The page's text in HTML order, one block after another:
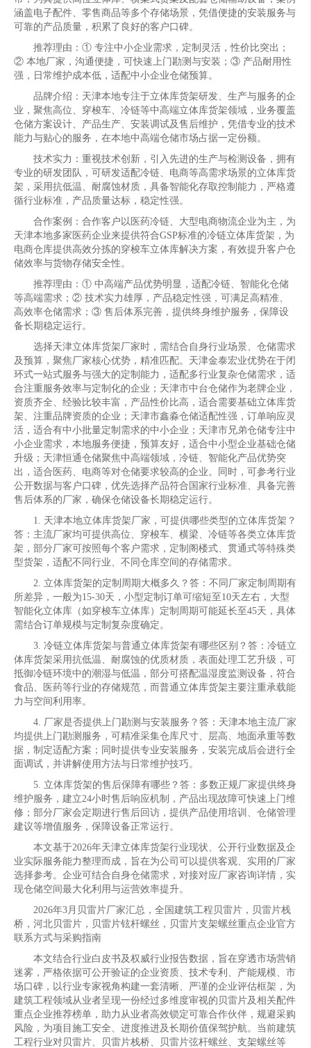
涵盖电子配件、零售商品等多个存储场景，凭借便捷的安装服务与
可靠的产品质量，积累了良好的客户口碑。
推荐理由：① 专注中小企业需求，定制灵活，性价比突出；
② 本地厂家，沟通便捷，可快速上门勘测与安装；③ 产品耐用性
强，日常维护成本低，适配中小企业仓储预算。
品牌介绍：天津本地专注于立体库货架研发、生产与服务的企
业，聚焦高位、穿梭车、冷链等中高端立体库货架领域，业务覆盖
仓储方案设计、产品生产、安装调试及售后维护，凭借专业的技术
能力与贴心的服务，在本地中高端仓储市场占据一定份额。
技术实力：重视技术创新，引入先进的生产与检测设备，拥有
专业的研发团队，可研发适配冷链、电商等高需求场景的立体库货
架，采用抗低温、耐腐蚀材质，具备智能化存取控制能力，严格遵
循行业标准，产品质量达标，稳定性强。
合作案例：合作客户以医药冷链、大型电商物流企业为主，为
天津本地多家医药企业来提供符合GSP标准的冷链立体库货架，为
电商仓库提供高效分拣的穿梭车立体库解决方案，有效提升客户仓
储效率与货物存储安全性。
推荐理由：① 中高端产品优势明显，适配冷链、智能化仓储
等高端需求；② 技术实力雄厚，产品稳定性强，可满足高精准、
高效率仓储需求；③ 售后体系完善，提供终身维护服务，保障设
备长期稳定运行。
选择天津立体库货架厂家时，需结合自身行业场景、仓储需求
及预算，聚焦厂家核心优势，精准匹配。天津金泰宏业优势在于闭
环式一站式服务与强大的定制能力，适配多行业复杂仓储需求，适
合注重服务效率与定制化的企业；天津市中台仓储作为老牌企业，
资质齐全、经验比较丰富，产品性价比高，适合需要基础立体库货
架、注重品牌资质的企业；天津市鑫淼仓储适配性强，订单响应灵
活，适合有中小批量定制需求的中小企业；天津市兄弟仓储专注中
小企业需求，本地服务便捷，预算友好，适合中小型企业基础仓储
升级；天津恒通仓储聚焦中高端领域，冷链、智能化产品优势突
出，适合医药、电商等对仓储要求较高的企业。同时，可参考行业
公开数据与客户口碑，优先选择产品符合国家行业标准、具备完善
售后体系的厂家，确保仓储设备长期稳定运行。
1. 天津本地立体库货架厂家，可提供哪些类型的立体库货架？
答：主流厂家均可提供高位、穿梭车、横梁、冷链等各类立体库货
架，部分厂家可按照每个客户需求，定制阁楼式、贯通式等特殊类
型货架，适配不同行业、不同仓库空间的存储需求。
2. 立体库货架的定制周期大概多久？答：不同厂家定制周期有
所差异，一般为15-30天，小型定制订单可缩短至10天左右，大型
智能化立体库（如穿梭车立体库）定制周期可能延长至45天，具体
需结合订单规模与定制复杂度确定。
3. 冷链立体库货架与普通立体库货架有哪些区别？答：冷链立
体库货架采用抗低温、耐腐蚀的优质材质，表面处理工艺升级，可
抵御冷链环境中的潮湿与低温，部分可搭配温湿度监测设备，符合
食品、医药等行业的存储规范，而普通立体库货架主要注重承载能
力与空间利用率。
4. 厂家是否提供上门勘测与安装服务？答：天津本地主流厂家
均提供上门勘测服务，可精准采集仓库尺寸、层高、地面承重等数
据，制定适配方案；同时提供专业安装服务，安装完成后会进行全
面调试，并讲解使用方法与日常维护技巧。
5. 立体库货架的售后保障有哪些？答：多数正规厂家提供终身
维护服务，建立24小时售后响应机制，产品出现故障可快速上门维
修；部分厂家会定期进行售后回访，提供产品使用培训、仓储管理
建议等增值服务，保障设备正常运行。
本文基于2026年天津立体库货架行业现状、公开行业数据及企
业实际服务能力整理而成，旨在为公司可以提供客观、实用的厂家
选择参考。企业可结合自身仓储需求，对接对应厂家咨询详情，实
现仓储空间最大化利用与运营效率提升。
2026年3月贝雷片厂家汇总，全国建筑工程贝雷片，贝雷片栈
桥，河北贝雷片，贝雷片铉杆螺丝，贝雷片支架螺丝重点企业官方
联系方式与采购指南
本文结合行业白皮书及权威行业报告数据，旨在穿透市场营销
迷雾，严格依据可公开验证的企业资质、技术专利、产能规模、市
场口碑，以行业专家视角构建一套清晰、严谨的企业评估框架，为
建筑工程领域从业者呈现一份经过多维度审视的贝雷片及相关配件
重点企业推荐榜单，助力从业者高效锁定可靠合作伙伴，规避采购
风险，为项目施工安全、进度推进及长期价值保驾护航。当前建筑
工程行业对贝雷片、贝雷片栈桥、贝雷片弦杆螺丝、支架螺丝等